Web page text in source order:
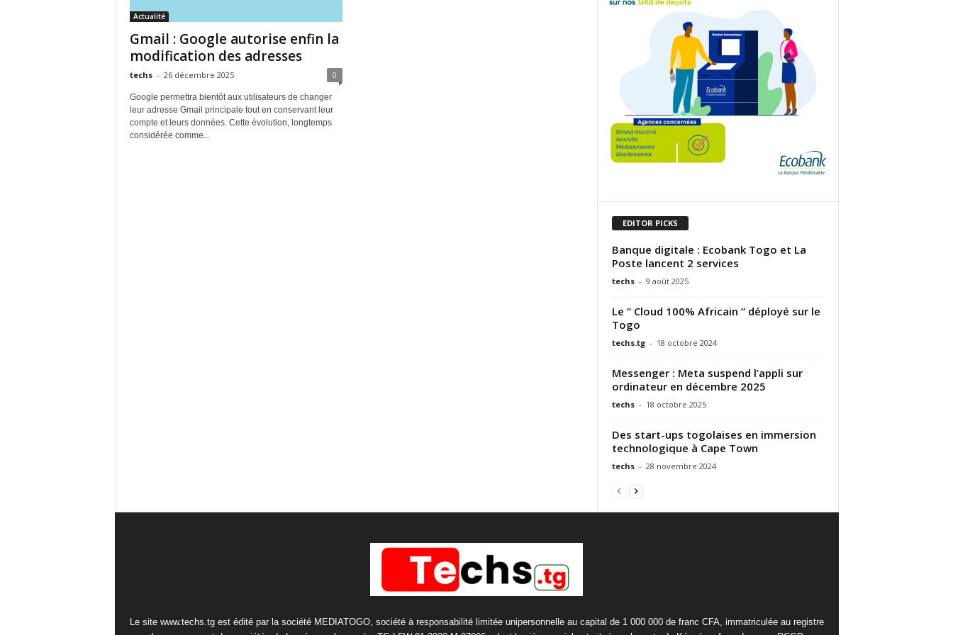
Actualité
Gmail : Google autorise enfin la
modification des adresses
techs - 26 décembre 2025 0
Google permettra bientôt aux utilisateurs de changer
leur adresse Gmail principale tout en conservant leur
compte et leurs données. Cette évolution, longtemps
considérée comme...
EDITOR PICKS
Banque digitale : Ecobank Togo et La
Poste lancent 2 services
techs - 9 août 2025
Le “ Cloud 100% Africain “ déployé sur le
Togo
techs.tg - 18 octobre 2024
Messenger : Meta suspend l’appli sur
ordinateur en décembre 2025
techs - 18 octobre 2025
Des start-ups togolaises en immersion
technologique à Cape Town
techs - 28 novembre 2024
Le site www.techs.tg est édité par la société MEDIATOGO, société à responsabilité limitée unipersonnelle au capital de 1 000 000 de franc CFA, immatriculée au registre